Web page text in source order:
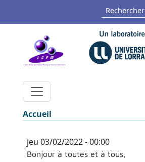
Aller au contenu principalRechercher
Fil d'Ariane
Accueil
jeu 03/02/2022 - 00:00
Bonjour à toutes et à tous,
Panneau de gestion des cookies